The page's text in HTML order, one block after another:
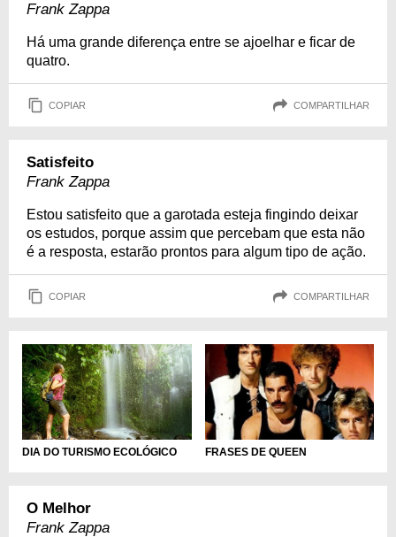
Frank Zappa
Há uma grande diferença entre se ajoelhar e ficar de
quatro.
COPIAR COMPARTILHAR
Satisfeito
Frank Zappa
Estou satisfeito que a garotada esteja fingindo deixar
os estudos, porque assim que percebam que esta não
é a resposta, estarão prontos para algum tipo de ação.
COPIAR COMPARTILHAR
DIA DO TURISMO ECOLÓGICO FRASES DE QUEEN
O Melhor
Frank Zappa